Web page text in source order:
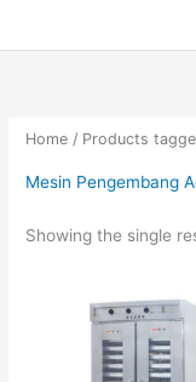
Home / Products
Mesin Pengembang
Showing the single